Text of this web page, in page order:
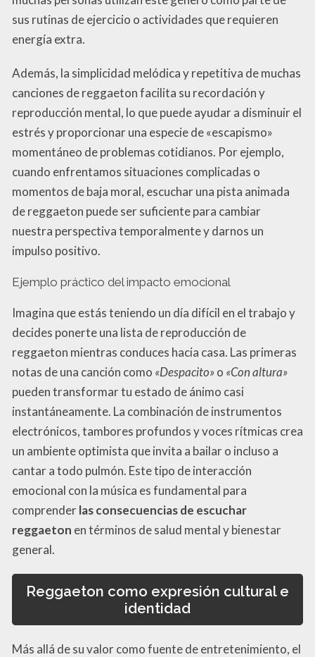
sus rutinas de ejercicio o actividades que requieren
energía extra.
Además, la simplicidad melódica y repetitiva de muchas
canciones de reggaeton facilita su recordación y
reproducción mental, lo que puede ayudar a disminuir el
estrés y proporcionar una especie de «escapismo»
momentáneo de problemas cotidianos. Por ejemplo,
cuando enfrentamos situaciones complicadas o
momentos de baja moral, escuchar una pista animada
de reggaeton puede ser suficiente para cambiar
nuestra perspectiva temporalmente y darnos un
impulso positivo.
Ejemplo práctico del impacto emocional
Imagina que estás teniendo un día difícil en el trabajo y
decides ponerte una lista de reproducción de
reggaeton mientras conduces hacia casa. Las primeras
notas de una canción como «Despacito»o «Con altura»
pueden transformar tu estado de ánimo casi
instantáneamente. La combinación de instrumentos
electrónicos, tambores profundos y voces rítmicas crea
un ambiente optimista que invita a bailar o incluso a
cantar a todo pulmón. Este tipo de interacción
emocional con la música es fundamental para
comprenderlas consecuencias de escuchar
reggaeton en términos de salud mental y bienestar
general.
Reggaeton como expresión cultural e
identidad
Más allá de su valor como fuente de entretenimiento, el